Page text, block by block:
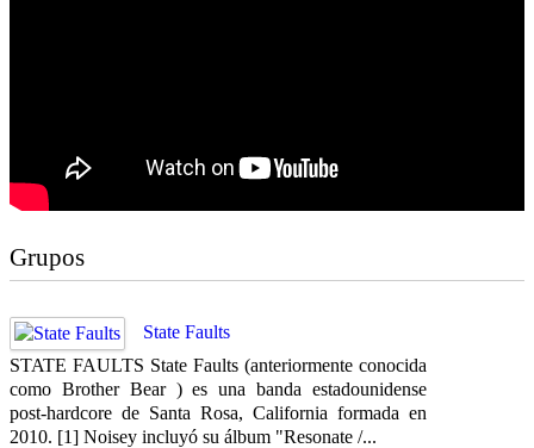
Grupos
State Faults
STATE FAULTS State Faults (anteriormente conocida
como Brother Bear ) es una banda estadounidense
post-hardcore de Santa Rosa, California formada en
2010. [1] Noisey incluyó su álbum "Resonate /...